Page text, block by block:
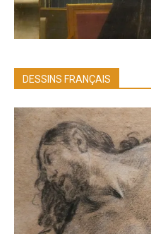
DESSINS FRANÇAIS